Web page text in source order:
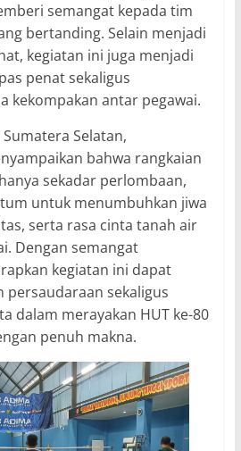
semangat kepada tim
bertanding. Selain menjadi
kegiatan ini juga menjadi
penat sekaligus
kekompakan antar pegawai.
Selatan,
bahwa rangkaian
sekadar perlombaan,
untuk menumbuhkan jiwa
serta rasa cinta tanah air
Dengan semangat
kegiatan ini dapat
persaudaraan sekaligus
dalam merayakan HUT ke-80
penuh makna.